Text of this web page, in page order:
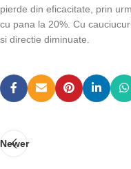
pierde din eficacitate, prin
cu pana la 20%. Cu
si directie diminuate.
Newer